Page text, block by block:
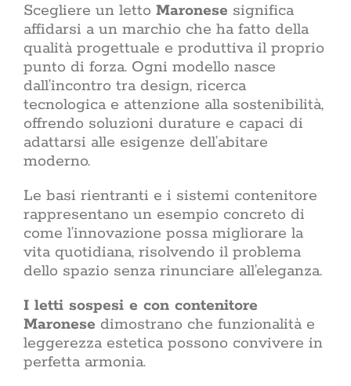
Scegliere un letto Maronese significa
affidarsi a un marchio che ha fatto della
qualità progettuale e produttiva il proprio
punto di forza. Ogni modello nasce
dall’incontro tra design, ricerca
tecnologica e attenzione alla sostenibilità,
offrendo soluzioni durature e capaci di
adattarsi alle esigenze dell’abitare
moderno.
Le basi rientranti e i sistemi contenitore
rappresentano un esempio concreto di
come l’innovazione possa migliorare la
vita quotidiana, risolvendo il problema
dello spazio senza rinunciare all’eleganza.
I letti sospesi e con contenitore
Maronese dimostrano che funzionalità e
leggerezza estetica possono convivere in
perfetta armonia.